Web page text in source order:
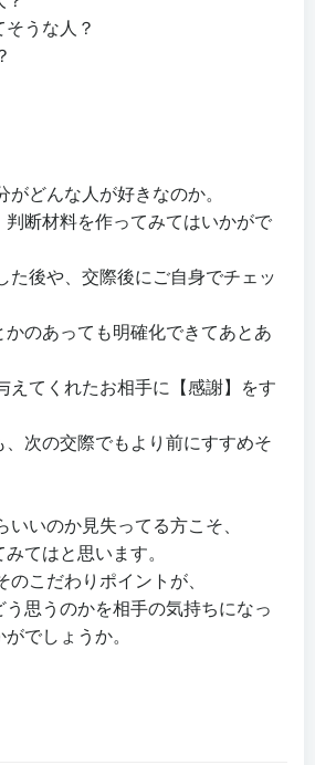
うな人？
どんな人が好きなのか。
断材料を作ってみてはいかがで
た後や、交際後にご自身でチェッ
のあっても明確化できてあとあ
えてくれたお相手に【感謝】をす
次の交際でもより前にすすめそ
いのか見失ってる方こそ、
てはと思います。
こだわりポイントが、
思うのかを相手の気持ちになっ
でしょうか。